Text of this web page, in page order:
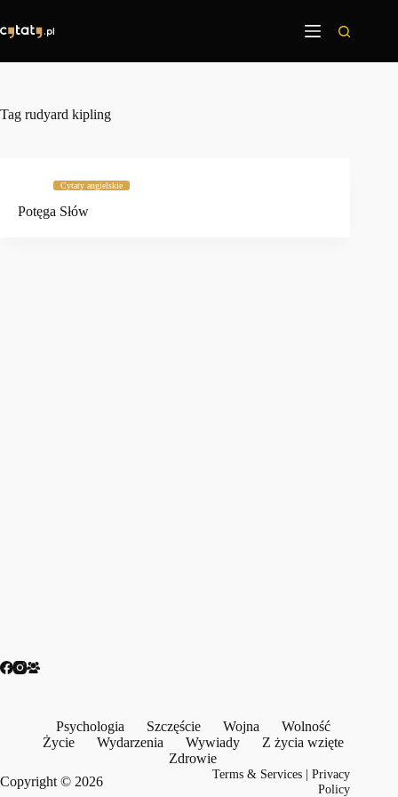
treści
Tag rudyard kipling
Cytaty angielskie
Potęga Słów
Psychologia Szczęście Wojna
Wolność
Życie
Wydarzenia Wywiady
Z życia wzięte
Zdrowie
Copyright © 2026
Terms & Services |Privacy
Policy